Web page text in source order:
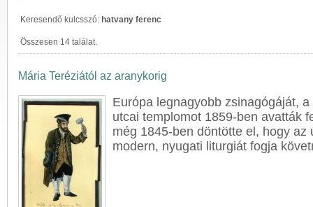
Keresendő kulcsszó: hatvany ferenc
Összesen 14 találat.
Mária Teréziától az aranykorig
Európa legnagyobb zsinagógáját,
utcai templomot 1859-ben avatták
még 1845-ben döntötte el, hogy az
modern, nyugati liturgiát fogja